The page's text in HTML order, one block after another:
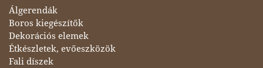
Álgerendák
Boros kiegészítők
Dekorációs elemek
Étkészletek, evőeszközök
Fali díszek